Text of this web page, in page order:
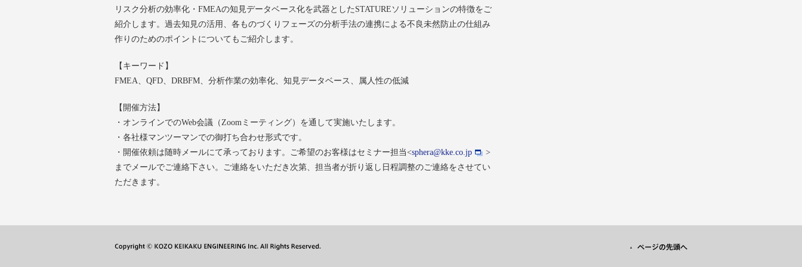
リスク分析の効率化・FMEAの知見データベース化を武器としたSTATUREソリューションの特徴をご
紹介します。過去知見の活用、各ものづくりフェーズの分析手法の連携による不良未然防止の仕組み
作りのためのポイントについてもご紹介します。
【キーワード】
FMEA、QFD、DRBFM、分析作業の効率化、知見データベース、属人性の低減
【開催方法】
・オンラインでのWeb会議（Zoomミーティング）を通して実施いたします。
・各社様マンツーマンでの御打ち合わせ形式です。
・開催依頼は随時メールにて承っております。ご希望のお客様はセミナー担当<sphera@kke.co.jp
>
までメールでご連絡下さい。ご連絡をいただき次第、担当者が折り返し日程調整のご連絡をさせてい
ただきます。